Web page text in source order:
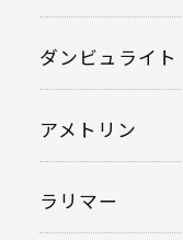
ダンビュライト
アメトリン
ラリマー